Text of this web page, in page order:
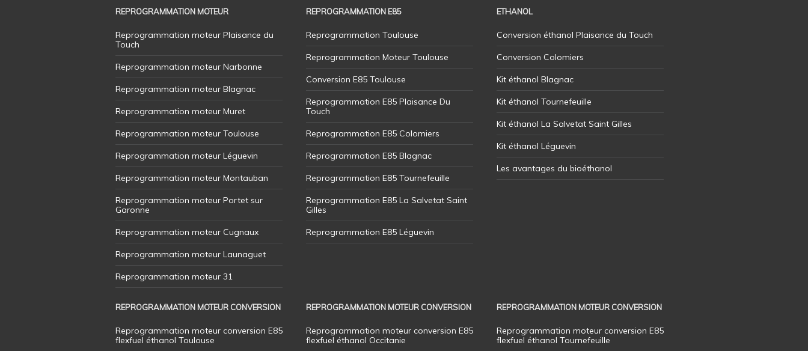
REPROGRAMMATION MOTEUR
Reprogrammation moteur Plaisance du
Touch
Reprogrammation moteur Narbonne
Reprogrammation moteur Blagnac
Reprogrammation moteur Muret
Reprogrammation moteur Toulouse
Reprogrammation moteur Léguevin
Reprogrammation moteur Montauban
Reprogrammation moteur Portet sur
Garonne
Reprogrammation moteur Cugnaux
Reprogrammation moteur Launaguet
Reprogrammation moteur 31
REPROGRAMMATION E85
Reprogrammation Toulouse
Reprogrammation Moteur Toulouse
Conversion E85 Toulouse
Reprogrammation E85 Plaisance Du
Touch
Reprogrammation E85 Colomiers
Reprogrammation E85 Blagnac
Reprogrammation E85 Tournefeuille
Reprogrammation E85 La Salvetat Saint
Gilles
Reprogrammation E85 Léguevin
ETHANOL
Conversion éthanol Plaisance du Touch
Conversion Colomiers
Kit éthanol Blagnac
Kit éthanol Tournefeuille
Kit éthanol La Salvetat Saint Gilles
Kit éthanol Léguevin
Les avantages du bioéthanol
REPROGRAMMATION MOTEUR CONVERSION
Reprogrammation moteur conversion E85
flexfuel éthanol Toulouse
REPROGRAMMATION MOTEUR CONVERSION
Reprogrammation moteur conversion E85
flexfuel éthanol Occitanie
REPROGRAMMATION MOTEUR CONVERSION
Reprogrammation moteur conversion E85
flexfuel éthanol Tournefeuille